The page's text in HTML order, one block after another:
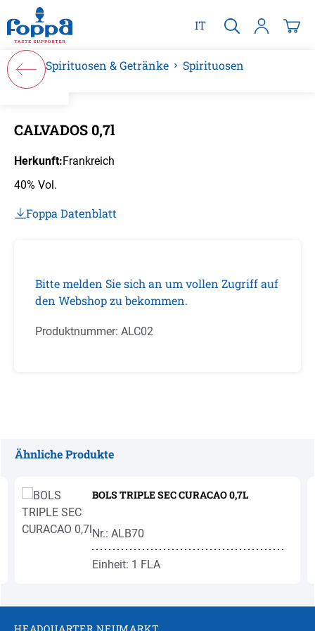
springen
IT
Spirituosen & Getränke Spirituosen
CALVADOS 0,7l
Herkunft:Frankreich
40% Vol.
Foppa Datenblatt
Bitte melden Sie sich an um vollen Zugriff auf
den Webshop zu bekommen.
Produktnummer: ALC02
Ähnliche Produkte
BOLS TRIPLE SEC CURACAO 0,7L
Nr.: ALB70
Einheit: 1 FLA